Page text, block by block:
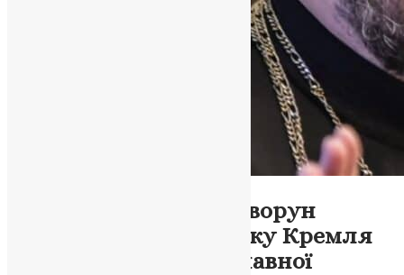
Священик Кирило Говорун
розповідає про критику Кремля
та Російської Православної